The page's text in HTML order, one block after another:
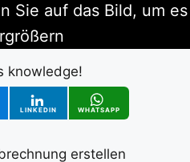
Sie auf das Bild, um es
knowledge!
LINKEDIN WHATSAPP
erstellen